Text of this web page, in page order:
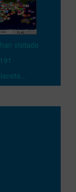
visitado